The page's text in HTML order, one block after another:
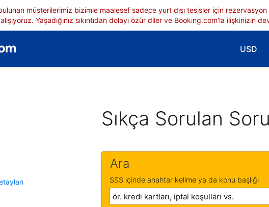
müşterilerimiz bizimle maalesef sadece yurt dışı tesisler için
Yaşadığınız sıkıntıdan dolayı özür diler ve Booking.com'la ilişkinizin
USD
Para
Sıkça Sorulan
Ara
SSS içinde anahtar kelime ya da konu başlığı